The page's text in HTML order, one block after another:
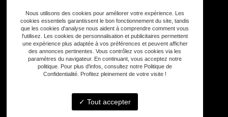
Adresse
33590 Vensac
Téléphone
06 33 48 35 75
contact@gd-drones-services.fr
Nous utilisons des cookies pour améliorer votre expérience. Les
cookies essentiels garantissent le bon fonctionnement du site, tandis
que les cookies d'analyse nous aident à comprendre comment vous
l'utilisez. Les cookies de personnalisation et publicitaires permettent
une expérience plus adaptée à vos préférences et peuvent afficher
des annonces pertinentes. Vous contrôlez vos cookies via les
paramètres du navigateur. En continuant, vous acceptez notre
politique. Pour plus d'infos, consultez notre Politique de
Confidentialité. Profitez pleinement de votre visite !
Tout accepter